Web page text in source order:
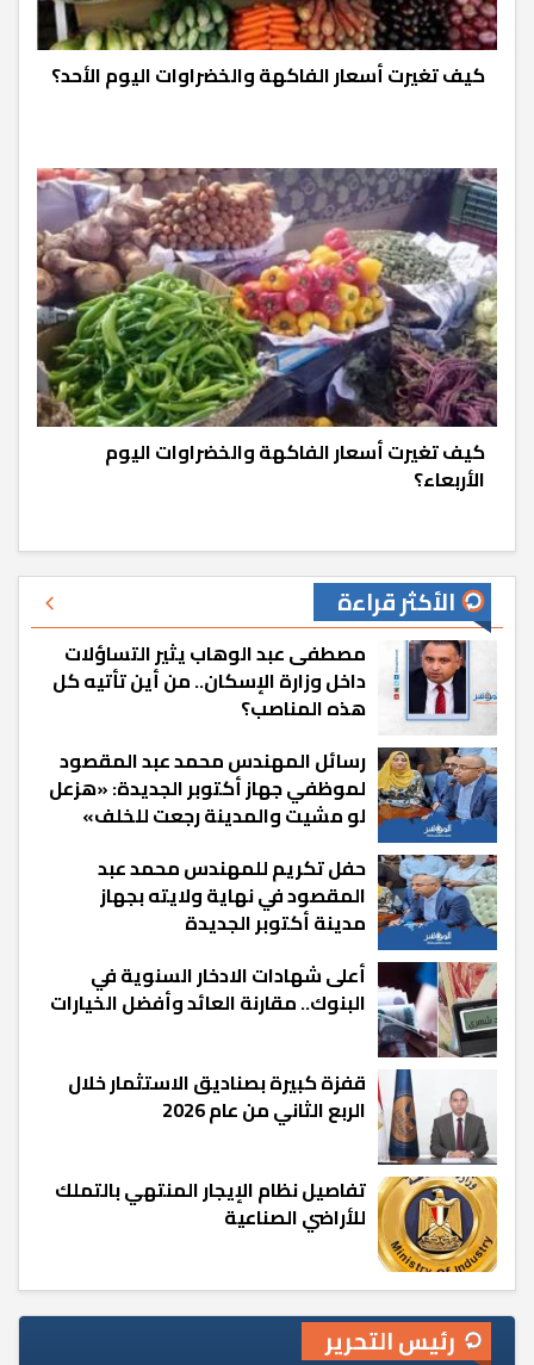
كيف تغيرت أسعار الفاكهة والخضراوات اليوم الأحد؟
كيف تغيرت أسعار الفاكهة والخضراوات اليوم
الأربعاء؟
الأكثر قراءة
مصطفى عبد الوهاب يثير التساؤلات
داخل وزارة الإسكان.. من أين تأتيه كل
هذه المناصب؟
رسائل المهندس محمد عبد المقصود
لموظفي جهاز أكتوبر الجديدة: «هزعل
لو مشيت والمدينة رجعت للخلف»
حفل تكريم للمهندس محمد عبد
المقصود في نهاية ولايته بجهاز
مدينة أكتوبر الجديدة
أعلى شهادات الادخار السنوية في
البنوك.. مقارنة العائد وأفضل الخيارات
قفزة كبيرة بصناديق الاستثمار خلال
الربع الثاني من عام 2026
تفاصيل نظام الإيجار المنتهي بالتملك
للأراضي الصناعية
رئيس التحرير